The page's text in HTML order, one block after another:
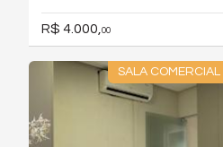
R$ 4.000, 00
SALA COMERCIAL